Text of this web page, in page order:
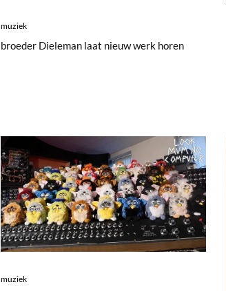
muziek
broeder Dieleman laat nieuw werk horen
muziek